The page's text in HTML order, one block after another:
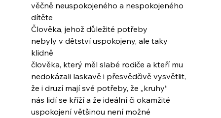
věčně neuspokojeného a nespokojeného
dítěte
Člověka, jehož důležité potřeby
nebyly v dětství uspokojeny, ale taky
klidně
člověka, který měl slabé rodiče a kteří mu
nedokázali laskavě i přesvědčivě vysvětlit,
že i druzí mají své potřeby, že „kruhy“
nás lidí se kříží a že ideální či okamžité
uspokojení většinou není možné